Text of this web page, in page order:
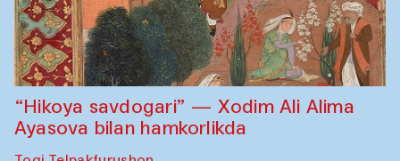
“Hikoya savdogari” — Xodim Ali Alima
Ayasova bilan hamkorlikda